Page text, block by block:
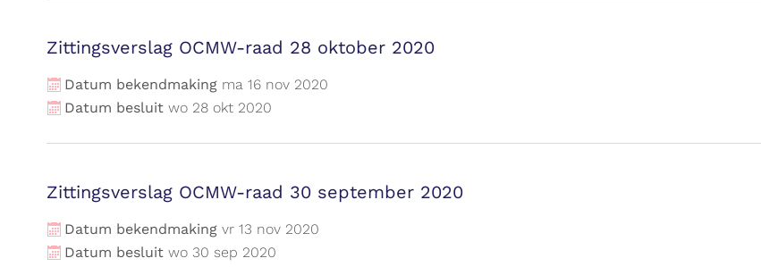
Zittingsverslag OCMW-raad 28 oktober 2020
Datum bekendmaking ma 16 nov 2020
Datum besluit wo 28 okt 2020
Zittingsverslag OCMW-raad 30 september 2020
Datum bekendmaking vr 13 nov 2020
Datum besluit wo 30 sep 2020